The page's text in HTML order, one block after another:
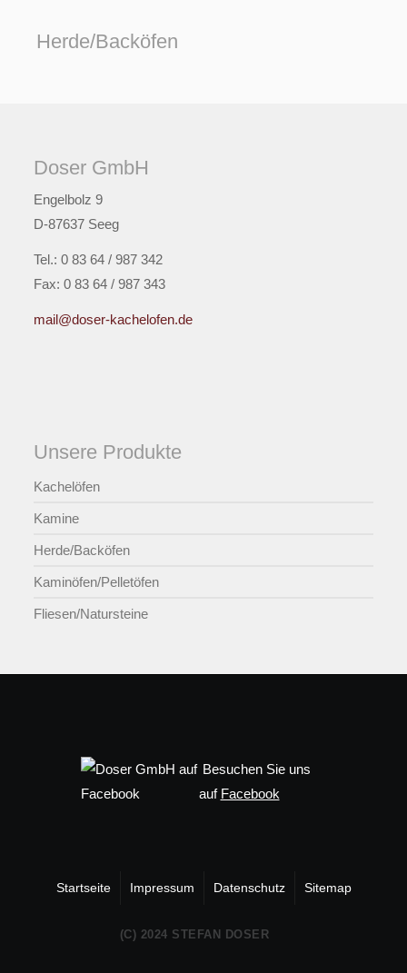
Herde/Backöfen
Doser GmbH
Engelbolz 9
D-87637 Seeg
Tel.: 0 83 64 / 987 342
Fax: 0 83 64 / 987 343
mail@doser-kachelofen.de
Unsere Produkte
Kachelöfen
Kamine
Herde/Backöfen
Kaminöfen/Pelletöfen
Fliesen/Natursteine
Besuchen Sie uns
auf Facebook
Startseite Impressum Datenschutz Sitemap
(C) 2024 STEFAN DOSER